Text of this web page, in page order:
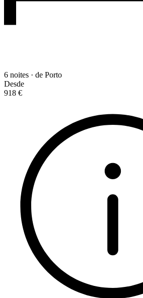
6 noites · de Porto
Desde
918 €